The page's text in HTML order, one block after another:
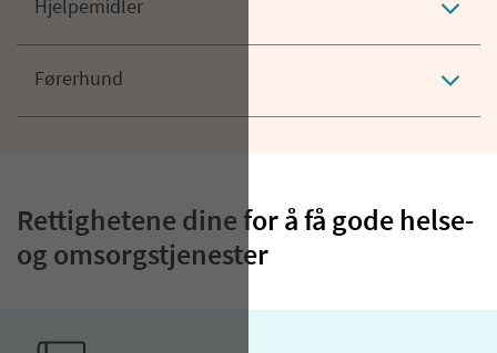
Hjelpemidler
Førerhund
Rettighetene dine for å få gode helse-
og omsorgstjenester